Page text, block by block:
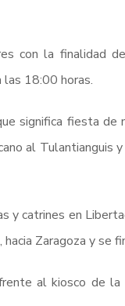
con la finalidad
las 18:00 horas.
significa fiesta de
al Tulantianguis
y catrines en
Zaragoza y se
al kiosco de la